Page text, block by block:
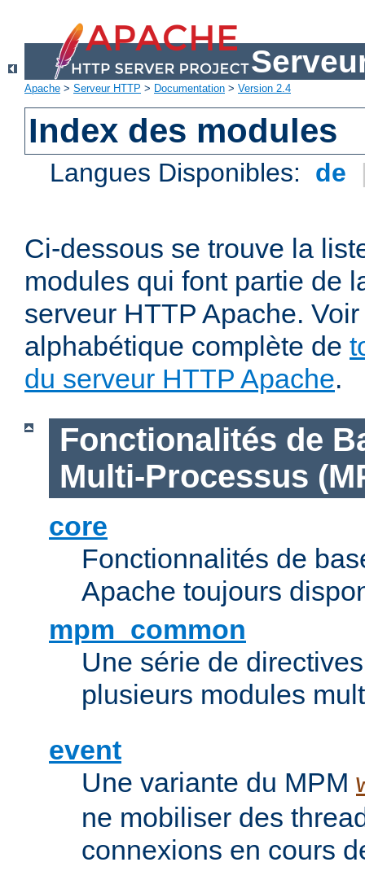
Apache > Serveur HTTP > Documentation > Version 2.4
Index des modules
Langues Disponibles: de
Ci-dessous se trouve la
modules qui font partie de
serveur HTTP Apache.
alphabétique complète de
du serveur HTTP Apache.
Fonctionalités de
Multi-Processus
core
Fonctionnalités de
Apache toujours
mpm_common
Une série de
plusieurs modules
event
Une variante du MPM
ne mobiliser des
connexions en cours